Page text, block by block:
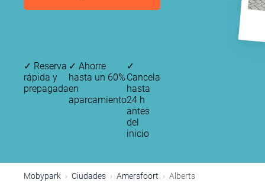
✓ Reserva
rápida y
prepagada
✓ Ahorre
hasta un 60%
en
aparcamiento
✓
Cancela
hasta
24 h
antes
del
inicio
Mobypark Ciudades Amersfoort Alberts